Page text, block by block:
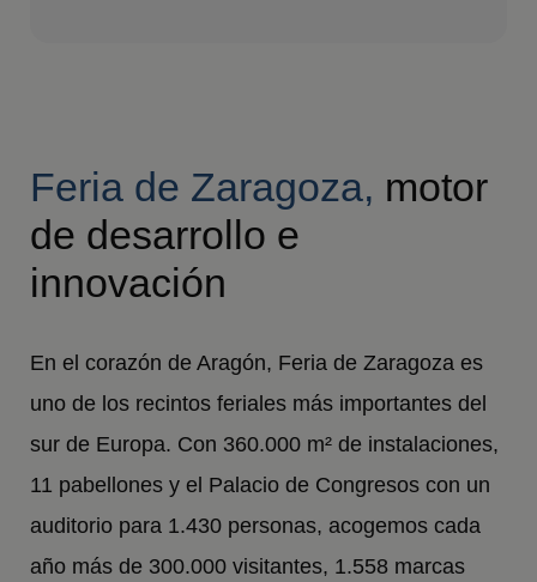
Feria de Zaragoza, motor
de desarrollo e
innovación
En el corazón de Aragón, Feria de Zaragoza es
uno de los recintos feriales más importantes del
sur de Europa. Con 360.000 m² de instalaciones,
11 pabellones y el Palacio de Congresos con un
auditorio para 1.430 personas, acogemos cada
año más de 300.000 visitantes, 1.558 marcas